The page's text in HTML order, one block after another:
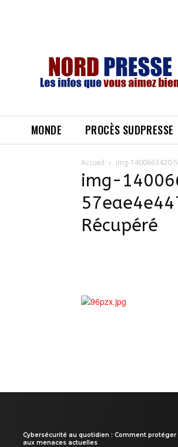
MONDE PROCÈS SUDPRESSE
Accueil img-1400663420-
img-
Récupéré
Cybersécurité au quotidien : Comment
aux menaces actuelles